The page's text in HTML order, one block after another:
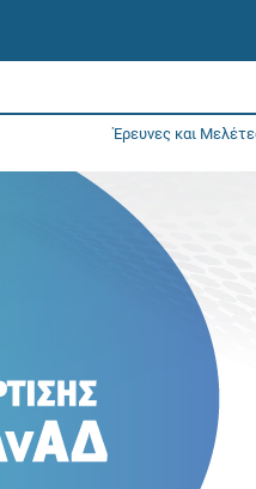
Έρευνες και